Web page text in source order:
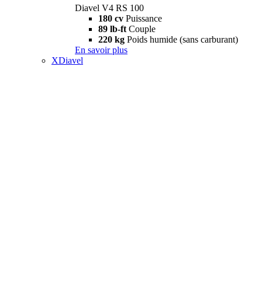
Diavel V4 RS 100
180 cv Puissance
89 lb-ft Couple
220 kg Poids humide (sans carburant)
En savoir plus
XDiavel